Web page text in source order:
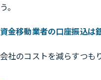
う。
資金移動業者の口座振込は
会社のコストを減らすつも